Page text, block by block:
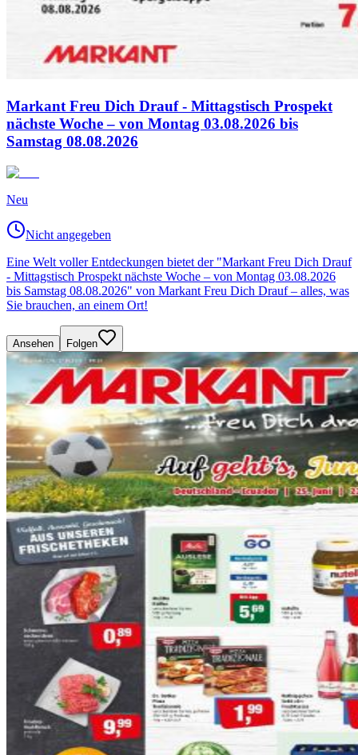
Markant Freu Dich Drauf - Mittagstisch Prospekt
nächste Woche – von Montag 03.08.2026 bis
Samstag 08.08.2026
Neu
Nicht angegeben
Eine Welt voller Entdeckungen bietet der "Markant Freu Dich Drauf
- Mittagstisch Prospekt nächste Woche – von Montag 03.08.2026
bis Samstag 08.08.2026" von Markant Freu Dich Drauf – alles, was
Sie brauchen, an einem Ort!
Ansehen Folgen